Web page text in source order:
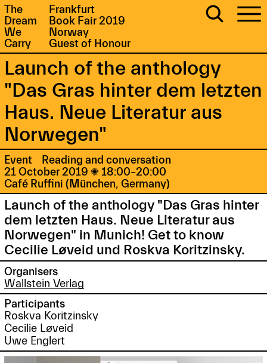
The
Dream
We
Carry
Frankfurt
Book Fair 2019
Norway
Guest of Honour
Launch of the anthology
"Das Gras hinter dem letzten
Haus. Neue Literatur aus
Norwegen"
Event
Reading and conversation
21 October 2019 18:00–20:00
Café Ruffini (München, Germany)
Launch of the anthology "Das Gras hinter
dem letzten Haus. Neue Literatur aus
Norwegen" in Munich! Get to know
Cecilie Løveid und Roskva Koritzinsky.
Organisers
Wallstein Verlag
Participants
Roskva Koritzinsky
Cecilie Løveid
Uwe Englert